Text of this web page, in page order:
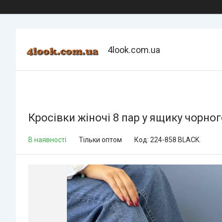
4look.com.ua
Кросівки жіночі 8 пар у ящику
В наявності Тільки оптом Код: 224-858 BLACK.